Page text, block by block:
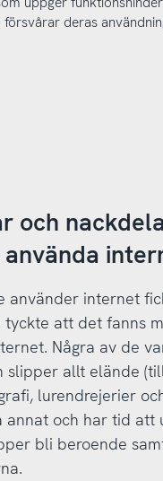
deras
och
använder internet
att det fanns
Några av de
slipper allt elände
lurendrejerier
annat och har tid att
bli beroende